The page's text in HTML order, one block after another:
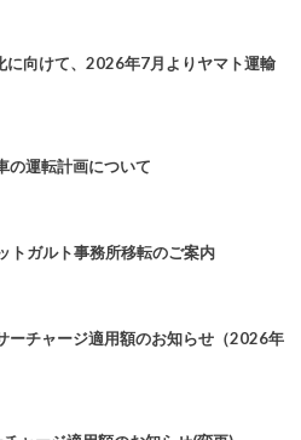
に向けて、2026年7月よりヤマト運輸
の運転計画について
トガルト事務所移転のご案内
ーチャージ適用額のお知らせ（2026年